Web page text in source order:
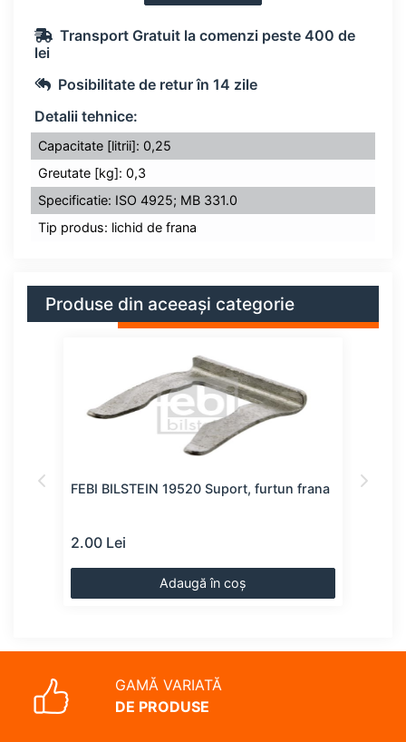
Transport Gratuit la comenzi peste 400 de
lei
Posibilitate de retur în 14 zile
Detalii tehnice:
Capacitate [litrii]: 0,25
Greutate [kg]: 0,3
Specificatie: ISO 4925; MB 331.0
Tip produs: lichid de frana
Produse din aceeași categorie
FEBI BILSTEIN 19520 Suport, furtun frana
2.00 Lei
Adaugă în coș
GAMĂ VARIATĂ
DE PRODUSE